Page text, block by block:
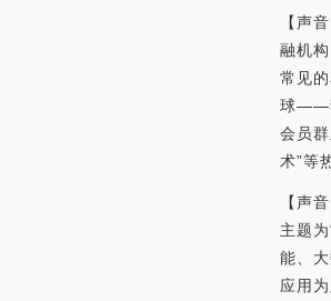
【声
融机
常见
球——
会员
术”等
【声
主题
能、
应用